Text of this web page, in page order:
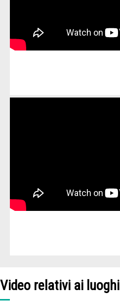
Video relativi ai luoghi